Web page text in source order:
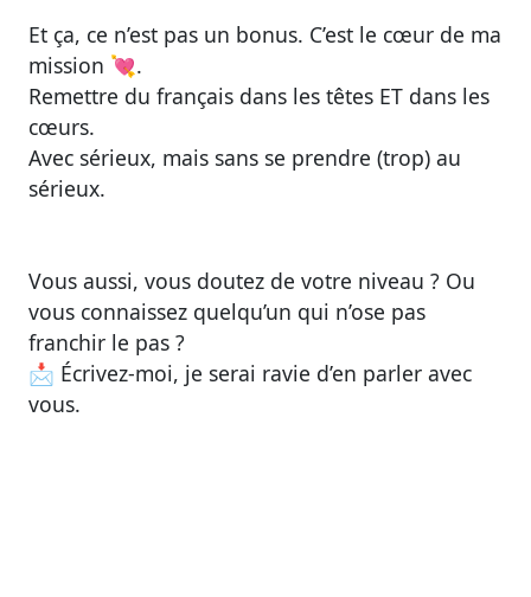
Et ça, ce n’est pas un bonus. C’est le cœur de ma
mission 💘.
Remettre du français dans les têtes ET dans les
cœurs.
Avec sérieux, mais sans se prendre (trop) au
sérieux.
Vous aussi, vous doutez de votre niveau ? Ou
vous connaissez quelqu’un qui n’ose pas
franchir le pas ?
📩 Écrivez-moi, je serai ravie d’en parler avec
vous.